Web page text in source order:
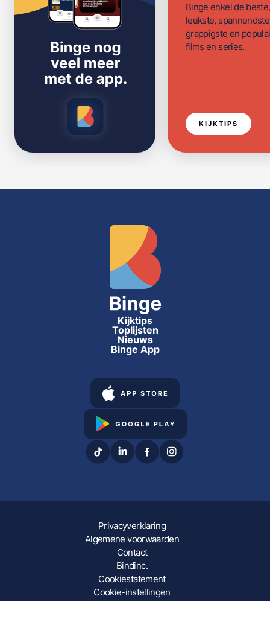
Binge enkel de beste,
leukste,
grappigste en
films en series.
KIJKTIPS
Kijktips
Toplijsten
Nieuws
Binge App
Privacyverklaring
Algemene voorwaarden
Contact
Bindinc.
Cookiestatement
Cookie-instellingen